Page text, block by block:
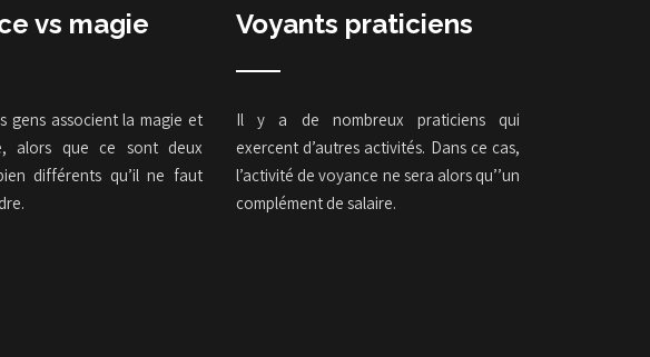
vs magie
gens associent la magie et
alors que ce sont deux
différents qu’il ne faut
Voyants praticiens
Il y a de nombreux praticiens qui
exercent d’autres activités. Dans ce cas,
l’activité de voyance ne sera alors qu’’un
complément de salaire.